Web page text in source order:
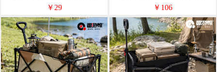
(Q515-8.3L)
￥29
(YQ-5603)
￥106